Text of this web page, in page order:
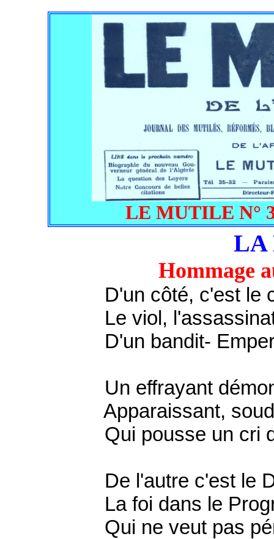
LE MUTILE N°
LA
Hommage
D'un côté, c'est le
Le viol, l'assassinat,
D'un bandit-
Un effrayant démon,
Apparaissant,
Qui pousse un cri
De l'autre c'est le
La foi dans le
Qui ne veut pas